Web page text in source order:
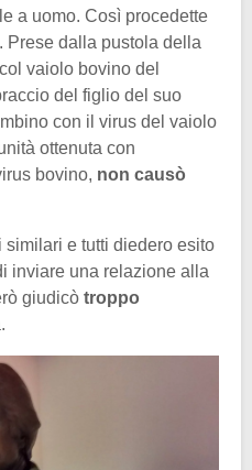
a uomo. Così procedette
Prese dalla pustola della
vaiolo bovino del
del figlio del suo
con il virus del vaiolo
ottenuta con
bovino, non causò
e tutti diedero esito
inviare una relazione alla
giudicò troppo